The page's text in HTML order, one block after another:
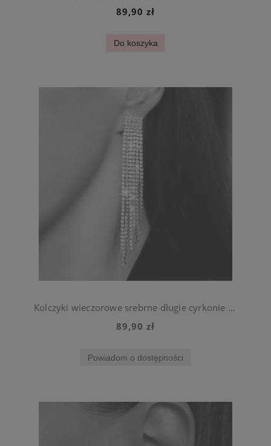
89,90 zł
Do koszyka
Kolczyki wieczorowe srebrne długie cyrkonie wiszące na wesele
89,90 zł
Powiadom o dostępności